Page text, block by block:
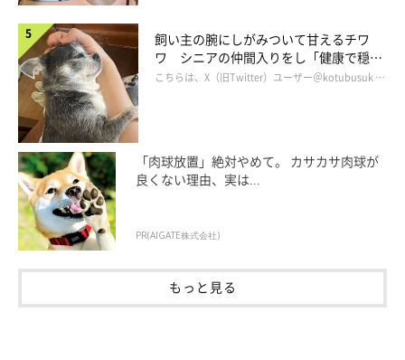
わおーーーーん！！
@norinoripiiii
ロロくんが鳴くのは次男くんのときだけで、長男くんや長女ちゃ
飼い主さんはロロくんについて、「ほぼ同い年で次男を赤ちゃん
飼い主の腕にしがみついて甘えるチワ
ワ シニアの仲間入りをし「健康で穏や
かな暮らしが続いてほしい」と願う
こちらは、X（旧Twitter）ユーザー＠kotubusuk …
「肉球放置」絶対やめて。 カサカサ肉球が
良くない理由、実は...
PR(AIGATE株式会社)
もっと見る